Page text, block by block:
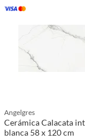
Angelgres
Cerámica Calacata
blanca 58 x 120 cm